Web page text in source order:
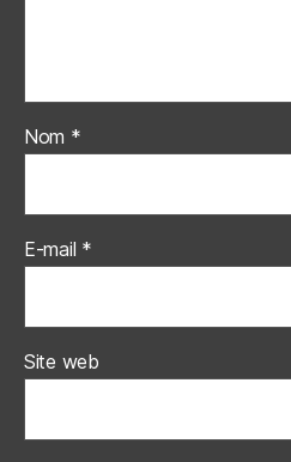
Nom *
E-mail *
Site web